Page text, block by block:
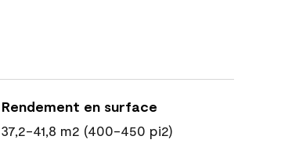
Rendement en surface
37,2-41,8 m2 (400-450 pi2)